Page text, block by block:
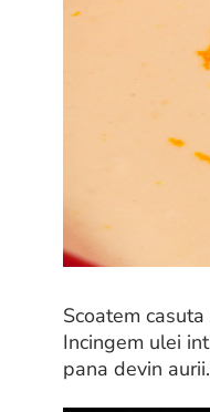
Scoatem
Incingem ulei
pana devin aurii.